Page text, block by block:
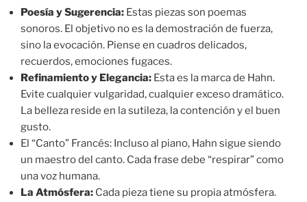
Poesía y Sugerencia: Estas piezas son poemas
sonoros. El objetivo no es la demostración de fuerza,
sino la evocación. Piense en cuadros delicados,
recuerdos, emociones fugaces.
Refinamiento y Elegancia: Esta es la marca de Hahn.
Evite cualquier vulgaridad, cualquier exceso dramático.
La belleza reside en la sutileza, la contención y el buen
gusto.
El “Canto” Francés: Incluso al piano, Hahn sigue siendo
un maestro del canto. Cada frase debe “respirar” como
una voz humana.
La Atmósfera: Cada pieza tiene su propia atmósfera.